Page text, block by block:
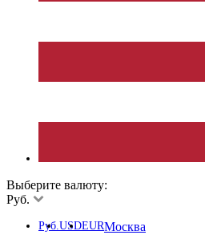
Выберите валюту:
Руб.
Руб.USDEURМосква